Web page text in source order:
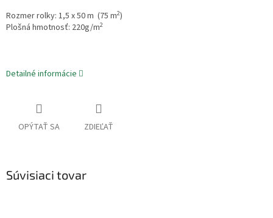
Rozmer rolky: 1,5 x 50 m (75 m2)
Plošná hmotnosť: 220g/m2
Detailné informácie
OPÝTAŤ SA ZDIEĽAŤ
Súvisiaci tovar